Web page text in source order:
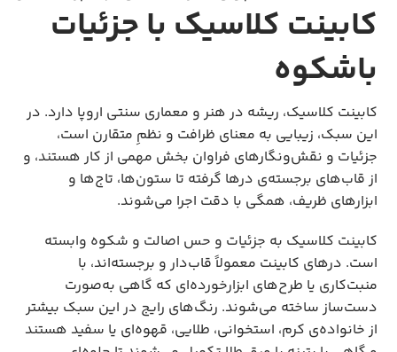
کابینت کلاسیک با جزئیات
باشکوه
کابینت کلاسیک، ریشه در هنر و معماری سنتی اروپا دارد. در
این سبک، زیبایی به معنای ظرافت و نظمِ متقارن است،
جزئیات و نقش‌ونگارهای فراوان بخش مهمی از کار هستند، و
از قاب‌های برجسته‌ی درها گرفته تا ستون‌ها، تاج‌ها و
ابزارهای ظریف، همگی با دقت اجرا می‌شوند.
کابینت کلاسیک به جزئیات و حس اصالت و شکوه وابسته
است. درهای کابینت معمولاً قاب‌دار و برجسته‌اند، با
منبت‌کاری یا طرح‌های ابزارخورده‌ای که گاهی به‌صورت
دست‌ساز ساخته می‌شوند. رنگ‌های رایج در این سبک بیشتر
از خانواده‌ی کرم، استخوانی، طلایی، قهوه‌ای یا سفید هستند